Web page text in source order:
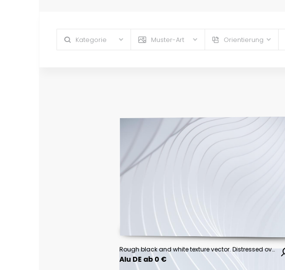
Kategorie Muster-Art Orientierung
Rough black and white texture vector. Distressed overlay texture. Grunge background. Abstract textured effect. Vector Illustration. Black isolated on white background. EPS10
Alu DE ab 0 €